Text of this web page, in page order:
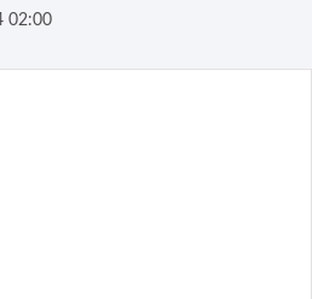
संपूर्ण माहिती
02:00